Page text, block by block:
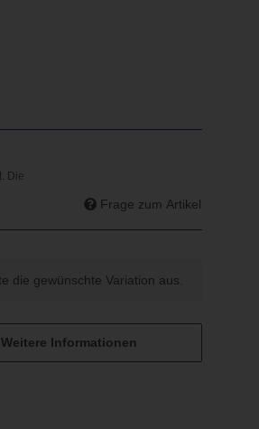
Frage zum Artikel
die gewünschte Variation aus.
Weitere Informationen